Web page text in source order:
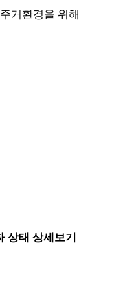
거환경을 위해
상태 상세보기